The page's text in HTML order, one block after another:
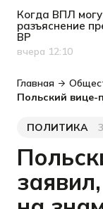
Когда ВПЛ
разъяснение
ВР
Дата публикации
вчера 12:10
Главная
Категория
ПОЛИТИКА
Дата